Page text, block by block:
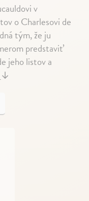
v
o Charlesovi de
tým, že ju
predstaviť
jeho listov a
↓